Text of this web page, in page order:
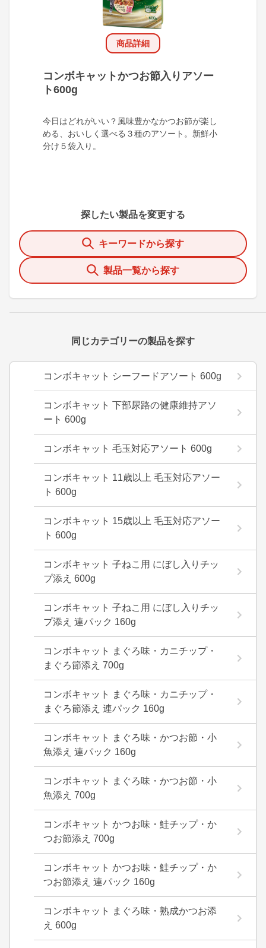
商品詳細
コンボキャットかつお節入りアソー
ト600g
今日はどれがいい？風味豊かなかつお節が楽し
める、おいしく選べる３種のアソート。新鮮小
分け５袋入り。
探したい製品を変更する
キーワードから探す
製品一覧から探す
同じカテゴリーの製品を探す
コンボキャット シーフードアソート 600g
コンボキャット 下部尿路の健康維持アソ
ート 600g
コンボキャット 毛玉対応アソート 600g
コンボキャット 11歳以上 毛玉対応アソー
ト 600g
コンボキャット 15歳以上 毛玉対応アソー
ト 600g
コンボキャット 子ねこ用 にぼし入りチッ
プ添え 600g
コンボキャット 子ねこ用 にぼし入りチッ
プ添え 連パック 160g
コンボキャット まぐろ味・カニチップ・
まぐろ節添え 700g
コンボキャット まぐろ味・カニチップ・
まぐろ節添え 連パック 160g
コンボキャット まぐろ味・かつお節・小
魚添え 連パック 160g
コンボキャット まぐろ味・かつお節・小
魚添え 700g
コンボキャット かつお味・鮭チップ・か
つお節添え 700g
コンボキャット かつお味・鮭チップ・か
つお節添え 連パック 160g
コンボキャット まぐろ味・熟成かつお添
え 600g